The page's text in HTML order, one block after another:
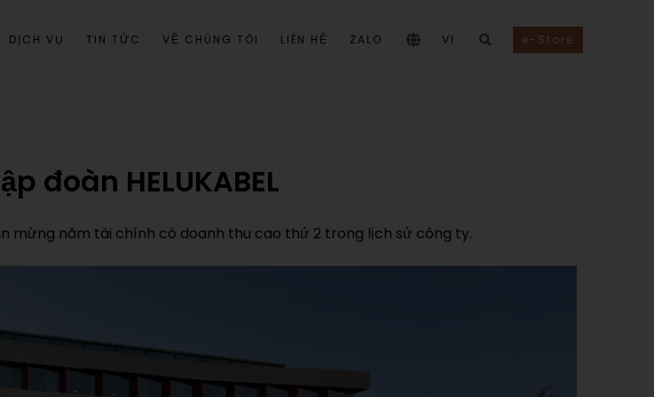
DỊCH VỤ TIN TỨC VỀ CHÚNG TÔI LIÊN HỆ ZALO VI e-Store
đoàn HELUKABEL
mừng năm tài chính có doanh thu cao thứ 2 trong lịch sử công ty.